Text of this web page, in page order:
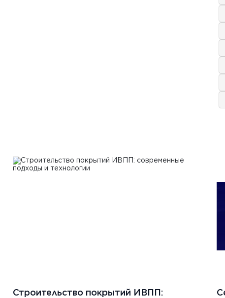
Строительство покрытий ИВПП: